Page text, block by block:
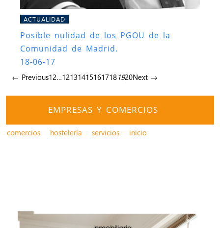
ACTUALIDAD
Posible nulidad de los PGOU de la
Comunidad de Madrid.
18-06-17
← Previous12…121314151617181920Next →
EMPRESAS Y COMERCIOS
comercios hostelería servicios inicio